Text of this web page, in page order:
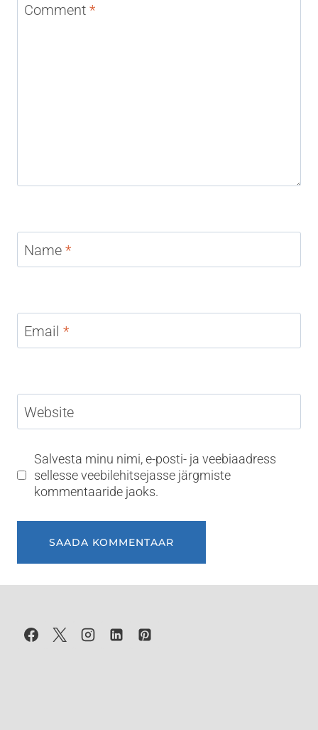
Comment *
Name *
Email *
Website
Salvesta minu nimi, e-posti- ja veebiaadress
sellesse veebilehitsejasse järgmiste
kommentaaride jaoks.